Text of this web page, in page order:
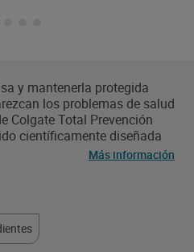
y mantenerla protegida
los problemas de salud
Colgate Total Prevención
científicamente diseñada
para combatir las causas
de prevención activa,
superior4. Justo lo
tu sonrisa de futuros
Más información